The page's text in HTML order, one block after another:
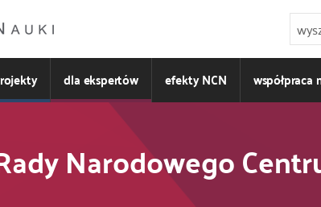
dla ekspertów efekty NCN
Narodowego